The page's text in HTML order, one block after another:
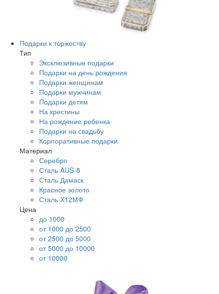
Подарки к торжеству
Тип
Эксклюзивные подарки
Подарки на день рождения
Подарки женщинам
Подарки мужчинам
Подарки детям
На крестины
На рождение ребенка
Подарки на свадьбу
Корпоративные подарки
Материал
Серебро
Сталь AUS-8
Сталь Дамаск
Красное золото
Сталь Х12МФ
Цена
до 1000
от 1000 до 2500
от 2500 до 5000
от 5000 до 10000
от 10000